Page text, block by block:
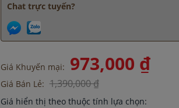
Chat trực tuyến?
Giá Khuyến mại: 973,000 ₫
Giá Bán Lẻ: 1,390,000 ₫
Giá hiển thị theo thuộc tính lựa chọn: